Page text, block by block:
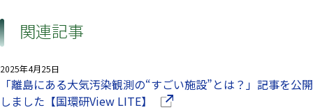
関連記事
2025年4月25日
「離島にある大気汚染観測の“すごい施設”とは？」記事を公開
しました【国環研View LITE】
（別ウインドウで開きます）